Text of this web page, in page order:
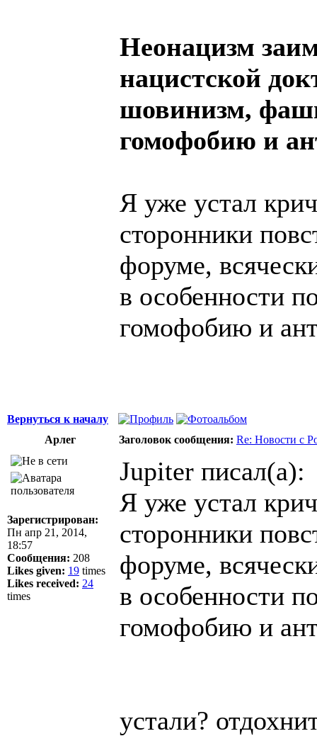
Неонацизм
нацистской
шовинизм,
гомофобию и
Я уже устал
сторонники
форуме,
в особенности
гомофобию и
Вернуться к началу
Арлег
Заголовок сообщения: Re: Новости с
Зарегистрирован:
Пн апр 21, 2014,
18:57
Сообщения: 208
Likes given: 19 times
Likes received: 24
times
Jupiter писал(а):
Я уже устал
сторонники
форуме,
в особенности
гомофобию и
устали?